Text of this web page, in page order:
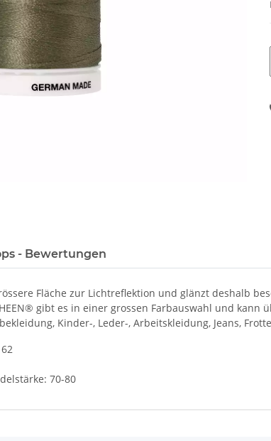
- Bewertungen
Fläche zur Lichtreflektion und glänzt deshalb
gibt es in einer grossen Farbauswahl und
Kinder-, Leder-, Arbeitskleidung, Jeans,
70-80